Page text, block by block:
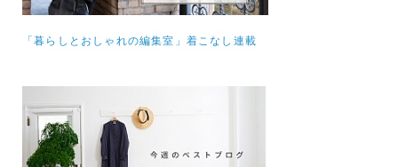
「暮らしとおしゃれの編集室」着こなし連載